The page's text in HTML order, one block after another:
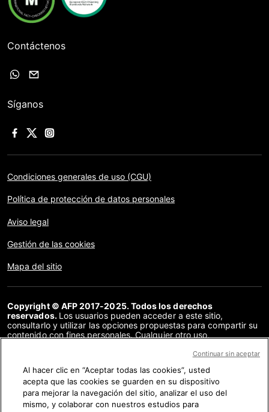
Contáctenos
Síganos
Condiciones generales de uso (CGU)
Política de protección de datos personales
Aviso legal
Gestión de las cookies
Mapa del sitio
Copyright © AFP 2017-2025. Todos los derechos
reservados. Los usuarios pueden acceder a este sitio,
consultarlo y utilizar las opciones propuestas para compartir su
contenido con fines personales. Cualquier otro uso,
distribución del contenido de este sitio, en su totalidad o en
acuerdo específico firmado con la AFP, está estrictamente
prohibido. Los elementos analizados en cada verificación se
presentan o se enlazan en tanto en cuanto son necesarios para
la correcta comprensión de la verificación en cuestión. La AFP
Al hacer clic en “Aceptar todas las cookies”, usted
acepta que las cookies se guarden en su dispositivo
para mejorar la navegación del sitio, analizar el uso del
mismo, y colaborar con nuestros estudios para
Continuar sin aceptar